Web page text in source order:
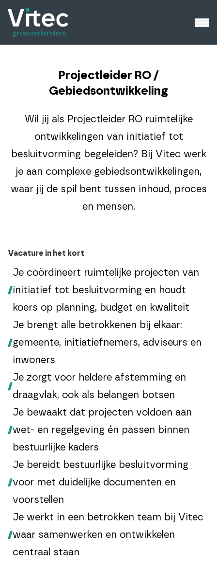
Projectleider RO /
Gebiedsontwikkeling
Wil jij als Projectleider RO ruimtelijke
ontwikkelingen van initiatief tot
besluitvorming begeleiden? Bij Vitec werk
je aan complexe gebiedsontwikkelingen,
waar jij de spil bent tussen inhoud, proces
en mensen.
Vacature in het kort
Je coördineert ruimtelijke projecten van
initiatief tot besluitvorming en houdt
koers op planning, budget en kwaliteit
Je brengt alle betrokkenen bij elkaar:
gemeente, initiatiefnemers, adviseurs en
inwoners
Je zorgt voor heldere afstemming en
draagvlak, ook als belangen botsen
Je bewaakt dat projecten voldoen aan
wet- en regelgeving én passen binnen
bestuurlijke kaders
Je bereidt bestuurlijke besluitvorming
voor met duidelijke documenten en
voorstellen
Je werkt in een betrokken team bij Vitec
waar samenwerken en ontwikkelen
centraal staan